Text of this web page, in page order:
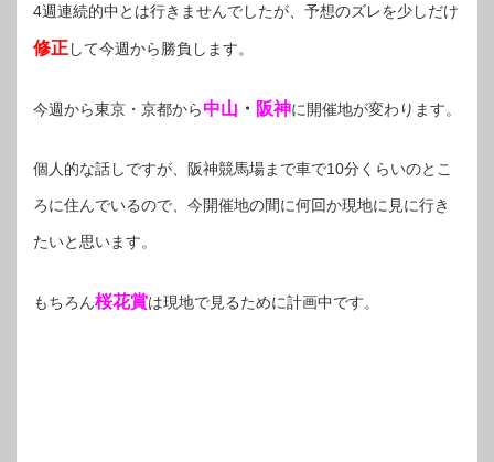
4週連続的中とは行きませんでしたが、予想のズレを少しだけ
修正して今週から勝負します。
今週から東京・京都から中山 ・ 阪神に開催地が変わります。
個人的な話しですが、阪神競馬場まで車で10分くらいのとこ
ろに住んでいるので、今開催地の間に何回か現地に見に行き
たいと思います。
もちろん桜花賞は現地で見るために計画中です。